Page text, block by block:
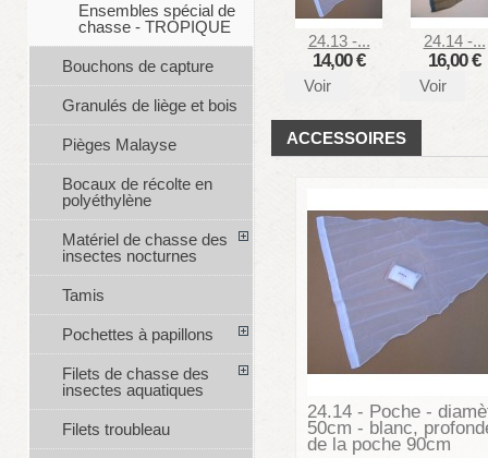
24.13 -...
14,00 €
Voir
24.14 -...
16,00 €
Voir
ACCESSOIRES
24.14 - Poche -
50cm - blanc,
de la poche 90cm
Ensembles spécial de
chasse - TROPIQUE
Bouchons de capture
Granulés de liège et bois
Pièges Malayse
Bocaux de récolte en
polyéthylène
Matériel de chasse des
insectes nocturnes
Tamis
Pochettes à papillons
Filets de chasse des
insectes aquatiques
Filets troubleau